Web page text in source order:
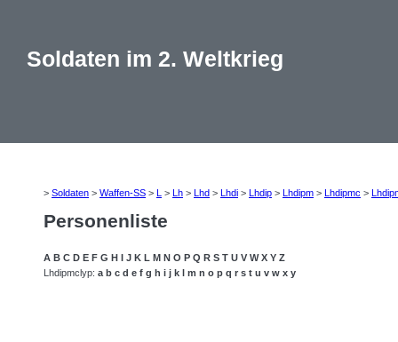
Soldaten im 2. Weltkrieg
> Soldaten > Waffen-SS > L > Lh > Lhd > Lhdi > Lhdip > Lhdipm > Lhdipmc >
Personenliste
A B C D E F G H I J K L M N O P Q R S T U V W X Y Z
Lhdipmclyp: a b c d e f g h i j k l m n o p q r s t u v w x y